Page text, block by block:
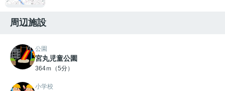
周辺施設
公園
宮丸児童公園
364ｍ（5分）
小学校